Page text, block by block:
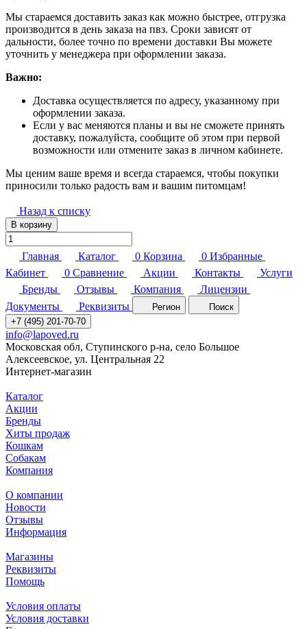
Мы стараемся доставить заказ как можно быстрее, отгрузка
производится в день заказа на пвз. Сроки зависят от
дальности, более точно по времени доставки Вы можете
уточнить у менеджера при оформлении заказа.
Важно:
Доставка осуществляется по адресу, указанному при
оформлении заказа.
Если у вас меняются планы и вы не сможете принять
доставку, пожалуйста, сообщите об этом при первой
возможности или отмените заказ в личном кабинете.
Мы ценим ваше время и всегда стараемся, чтобы покупки
приносили только радость вам и вашим питомцам!
Назад к списку
В корзину
Главная Каталог 0 Корзина 0 Избранные
Кабинет
0 Сравнение Акции Контакты
Услуги
Бренды
Отзывы Компания
Лицензии
Документы
Реквизиты Регион
Поиск
+7 (495) 201-70-70
info@lapoved.ru
Московская обл, Ступинского р-на, село Большое
Алексеевское, ул. Центральная 22
Интернет-магазин
Каталог
Акции
Бренды
Хиты продаж
Кошкам
Собакам
Компания
О компании
Новости
Отзывы
Информация
Магазины
Реквизиты
Помощь
Условия оплаты
Условия доставки